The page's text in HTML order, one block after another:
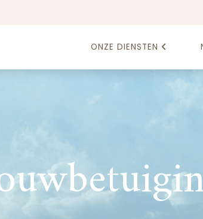
ONZE DIENSTEN